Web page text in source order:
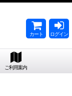
カート ログイン
ご利用案内